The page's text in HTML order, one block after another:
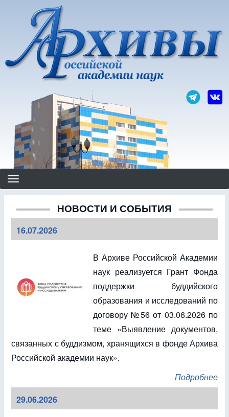
основному
содержанию
НОВОСТИ И СОБЫТИЯ
16.07.2026
В Архиве Российской Академии
наук реализуется Грант Фонда
поддержки буддийского
образования и исследований по
договору №56 от 03.06.2026 по
теме «Выявление документов,
связанных с буддизмом, хранящихся в фонде Архива
Российской академии наук».
Подробнее
29.06.2026